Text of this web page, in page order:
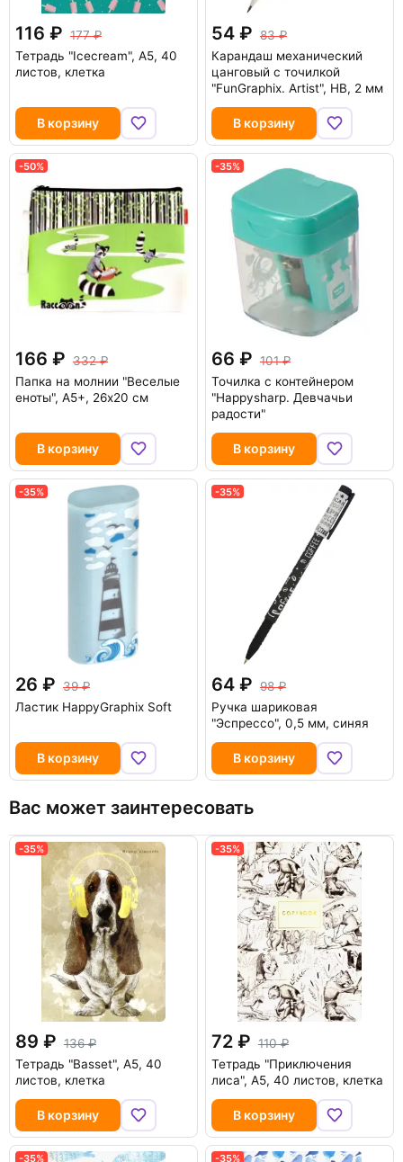
116
177
Тетрадь "Icecream", А5, 40
листов, клетка
В корзину
54
83
Карандаш механический
цанговый с точилкой
"FunGraphix. Artist", HB, 2 мм
В корзину
-50%
166
332
Папка на молнии "Веселые
еноты", А5+, 26x20 см
В корзину
-35%
66
101
Точилка с контейнером
"Happysharp. Девчачьи
радости"
В корзину
-35%
26
39
Ластик HappyGraphix Soft
В корзину
-35%
64
98
Ручка шариковая
"Эспрессо", 0,5 мм, синяя
В корзину
Вас может заинтересовать
-35%
89
136
Тетрадь "Basset", А5, 40
листов, клетка
В корзину
-35%
72
110
Тетрадь "Приключения
лиса", А5, 40 листов, клетка
В корзину
-35% -35%